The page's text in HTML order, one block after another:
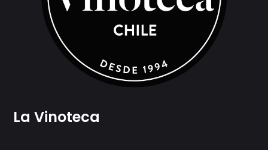
La Vinoteca